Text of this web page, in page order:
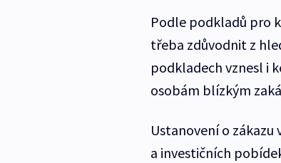
Podle podkladů pro
třeba zdůvodnit z
podkladech vznesl i
osobám blízkým
Ustanovení o
a investičních